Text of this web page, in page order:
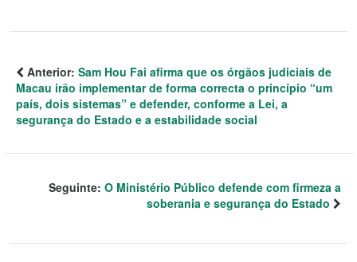
Anterior: Sam Hou Fai afirma que os órgãos judiciais de
Macau irão implementar de forma correcta o princípio “um
país, dois sistemas” e defender, conforme a Lei, a
segurança do Estado e a estabilidade social
Seguinte: O Ministério Público defende com firmeza a
soberania e segurança do Estado